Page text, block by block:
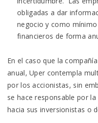
obligadas a dar
negocio y como
financieros de forma
En el caso que la
anual, Uper contempla
por los accionistas, sin
se hace responsable por
hacia sus inversionistas o